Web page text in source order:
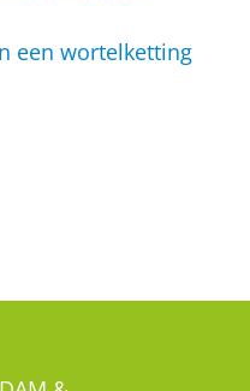
een wortelketting